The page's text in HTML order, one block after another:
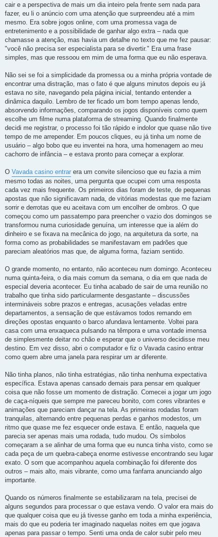
cair e a perspectiva de mais um dia inteiro pela frente sem nada para
fazer, eu li o anúncio com uma atenção que surpreendeu até a mim
mesmo. Era sobre jogos online, com uma promessa vaga de
entretenimento e a possibilidade de ganhar algo extra – nada que
chamasse a atenção, mas havia um detalhe no texto que me fez pausar:
"você não precisa ser especialista para se divertir." Era uma frase
simples, mas que ressoou em mim de uma forma que eu não esperava.
Não sei se foi a simplicidade da promessa ou a minha própria vontade de
encontrar uma distração, mas o fato é que alguns minutos depois eu já
estava no site, navegando pela página inicial, tentando entender a
dinâmica daquilo. Lembro de ter ficado um bom tempo apenas lendo,
absorvendo informações, comparando os jogos disponíveis como quem
escolhe um filme numa plataforma de streaming. Quando finalmente
decidi me registrar, o processo foi tão rápido e indolor que quase não tive
tempo de me arrepender. Em poucos cliques, eu já tinha um nome de
usuário – algo bobo que eu inventei na hora, uma homenagem ao meu
cachorro de infância – e estava pronto para começar a explorar.
O Vavada casino entrar era um convite silencioso que eu fazia a mim
mesmo todas as noites, uma pergunta que ocupei com uma resposta
cada vez mais frequente. Os primeiros dias foram de teste, de pequenas
apostas que não significavam nada, de vitórias modestas que me faziam
sorrir e derrotas que eu aceitava com um encolher de ombros. O que
começou como um passatempo para preencher o vazio dos domingos se
transformou numa curiosidade genuína, um interesse que ia além do
dinheiro e se fixava na mecânica do jogo, na arquitetura da sorte, na
forma como as probabilidades se manifestavam em padrões que
pareciam aleatórios mas que, de alguma forma, faziam sentido.
O grande momento, no entanto, não aconteceu num domingo. Aconteceu
numa quinta-feira, o dia mais comum da semana, o dia em que nada de
especial deveria acontecer. Eu tinha acabado de sair de uma reunião no
trabalho que tinha sido particularmente desgastante – discussões
intermináveis sobre prazos e entregas, acusações veladas entre
departamentos, a sensação de que estávamos todos remando em
direções opostas enquanto o barco afundava lentamente. Voltei para
casa com uma enxaqueca pulsando na têmpora e uma vontade imensa
de simplesmente deitar no chão e esperar que o universo decidisse meu
destino. Em vez disso, abri o computador e fiz o Vavada casino entrar
como quem abre uma janela para respirar um ar diferente.
Não tinha planos, não tinha estratégias, não tinha nenhuma expectativa
específica. Estava apenas cansado demais para pensar em qualquer
coisa que não fosse um momento de distração. Comecei a jogar um jogo
de caça-níqueis que sempre me pareceu bonito, com cores vibrantes e
animações que pareciam dançar na tela. As primeiras rodadas foram
tranquilas, alternando entre pequenas perdas e ganhos modestos, um
ritmo que quase me fez esquecer onde estava. E então, naquela que
parecia ser apenas mais uma rodada, tudo mudou. Os símbolos
começaram a se alinhar de uma forma que eu nunca tinha visto, como se
cada peça de um quebra-cabeça enorme estivesse encontrando seu lugar
exato. O som que acompanhou aquela combinação foi diferente dos
outros – mais alto, mais vibrante, como uma fanfarra anunciando algo
importante.
Quando os números finalmente se estabilizaram na tela, precisei de
alguns segundos para processar o que estava vendo. O valor era mais do
que qualquer coisa que eu já tivesse ganho em toda a minha experiência,
mais do que eu poderia ter imaginado naquelas noites em que jogava
apenas para passar o tempo. Senti uma onda de calor subir pelo meu